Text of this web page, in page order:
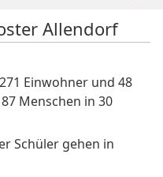
Allendorf
Einwohner und 48
Menschen in 30
Schüler gehen in